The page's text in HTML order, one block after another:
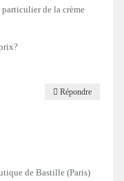
particulier de la crème
Répondre
de Bastille (Paris)